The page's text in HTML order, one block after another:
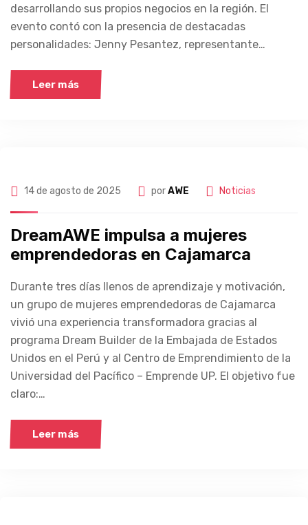
desarrollando sus propios negocios en la región. El
evento contó con la presencia de destacadas
personalidades: Jenny Pesantez, representante…
Leer más
14 de agosto de 2025 porAWE Noticias
DreamAWE impulsa a mujeres
emprendedoras en Cajamarca
Durante tres días llenos de aprendizaje y motivación,
un grupo de mujeres emprendedoras de Cajamarca
vivió una experiencia transformadora gracias al
programa Dream Builder de la Embajada de Estados
Unidos en el Perú y al Centro de Emprendimiento de la
Universidad del Pacífico – Emprende UP. El objetivo fue
claro:…
Leer más